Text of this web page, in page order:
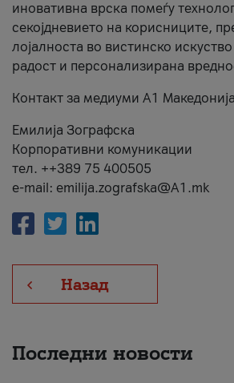
иновативна врска помеѓу
секојдневието на корисниците,
лојалноста во вистинско
радост и персонализирана
Контакт за медиуми А1
Емилија Зографска
Корпоративни комуникации
тел. ++389 75 400505
e-mail: emilija.zografska@A1.mk
Назад
Последни новости